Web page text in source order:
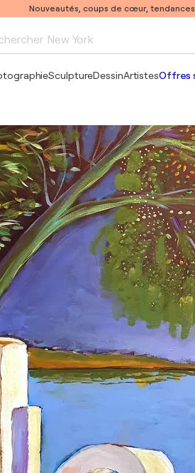
Nouveautés, coups de cœur,
New York
Pablo Picasso
SculptureDessinArtistesOffres